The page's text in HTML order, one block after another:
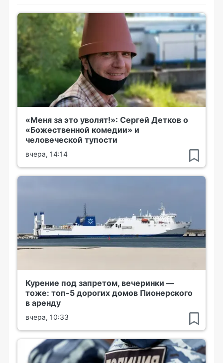
«Меня за это уволят!»: Сергей Детков о
«Божественной комедии» и
человеческой тупости
вчера, 14:14
Курение под запретом, вечеринки —
тоже: топ-5 дорогих домов Пионерского
в аренду
вчера, 10:33